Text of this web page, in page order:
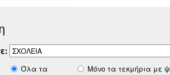
Όλα τα
Μόνο τα τεκμήρια με